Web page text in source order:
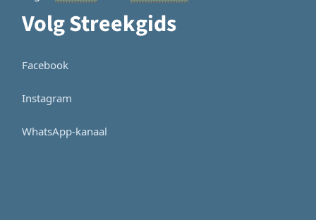
Volg Streekgids
Facebook
Instagram
WhatsApp-kanaal